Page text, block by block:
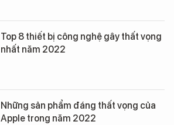
Top 8 thiết bị công nghệ gây thất vọng
nhất năm 2022
Những sản phẩm đáng thất vọng của
Apple trong năm 2022